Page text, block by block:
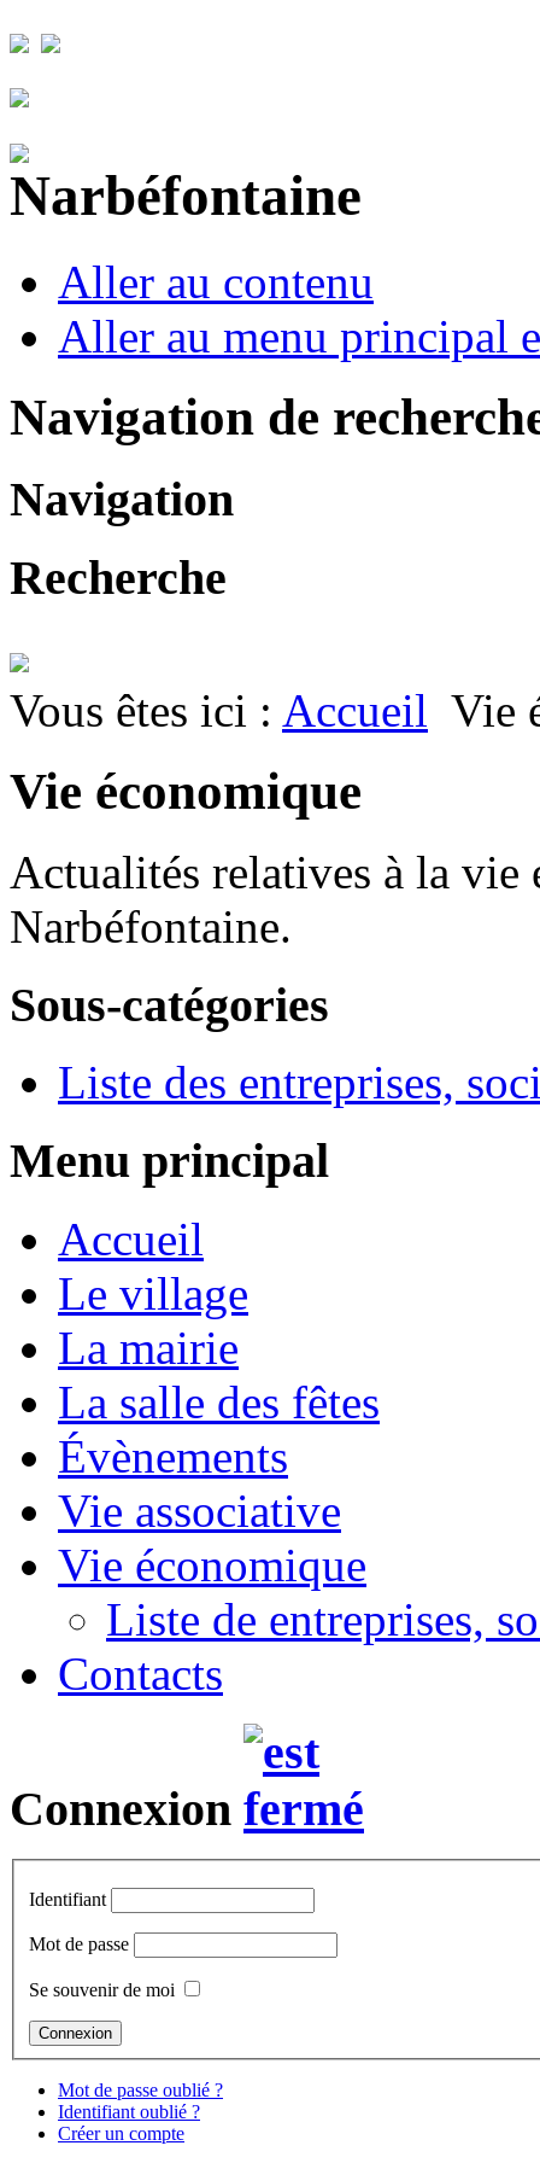
Aller au contenu
Aller au menu principal
Navigation de
Navigation
Recherche
Vous êtes ici : Accueil Vie
Vie économique
Actualités relatives à la vie
Narbéfontaine.
Sous-catégories
Liste des entreprises,
Menu principal
Accueil
Le village
La mairie
La salle des fêtes
Évènements
Vie associative
Vie économique
Liste de entreprises,
Contacts
Connexion
Identifiant
Mot de passe
Se souvenir de moi
Mot de passe oublié ?
Identifiant oublié ?
Créer un compte